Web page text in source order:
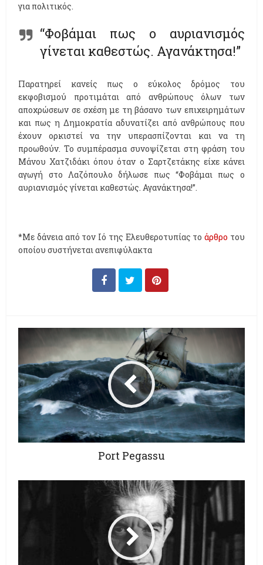
για πολιτικός.
“Φοβάμαι πως ο αυριανισμός
γίνεται καθεστώς. Αγανάκτησα!”
Παρατηρεί κανείς πως ο εύκολος δρόμος του
εκφοβισμού προτιμάται από ανθρώπους όλων των
αποχρώσεων σε σχέση με τη βάσανο των επιχειρημάτων
και πως η Δημοκρατία αδυνατίζει από ανθρώπους που
έχουν ορκιστεί να την υπερασπίζονται και να τη
προωθούν. Το συμπέρασμα συνοψίζεται στη φράση του
Μάνου Χατζιδάκι όπου όταν ο Σαρτζετάκης είχε κάνει
αγωγή στο Λαζόπουλο δήλωσε πως “Φοβάμαι πως ο
αυριανισμός γίνεται καθεστώς. Αγανάκτησα!”.
*Με δάνεια από τον Ιό της Ελευθεροτυπίας τοάρθρο του
οποίου συστήνεται ανεπιφύλακτα
Port Pegassu